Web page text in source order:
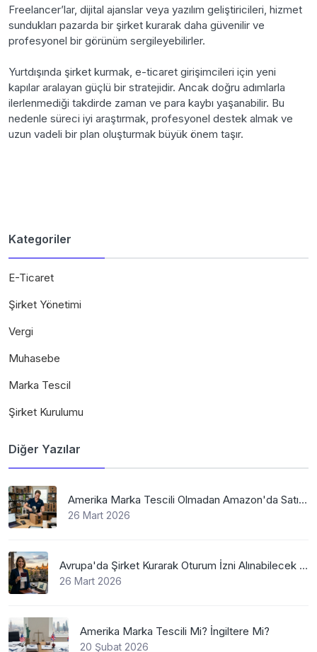
Freelancer’lar, dijital ajanslar veya yazılım geliştiricileri, hizmet
sundukları pazarda bir şirket kurarak daha güvenilir ve
profesyonel bir görünüm sergileyebilirler.
Yurtdışında şirket kurmak, e-ticaret girişimcileri için yeni
kapılar aralayan güçlü bir stratejidir. Ancak doğru adımlarla
ilerlenmediği takdirde zaman ve para kaybı yaşanabilir. Bu
nedenle süreci iyi araştırmak, profesyonel destek almak ve
uzun vadeli bir plan oluşturmak büyük önem taşır.
Kategoriler
E-Ticaret
Şirket Yönetimi
Vergi
Muhasebe
Marka Tescil
Şirket Kurulumu
Diğer Yazılar
Amerika Marka Tescili Olmadan Amazon'da Satış Mümkün Mü
26 Mart 2026
Avrupa'da Şirket Kurarak Oturum İzni Alınabilecek En Mantıklı Ülkeler Nelerdir?
26 Mart 2026
Amerika Marka Tescili Mi? İngiltere Mi?
20 Şubat 2026